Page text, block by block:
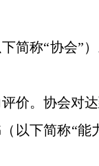
简称“协会”
价。协会对
以下简称“能